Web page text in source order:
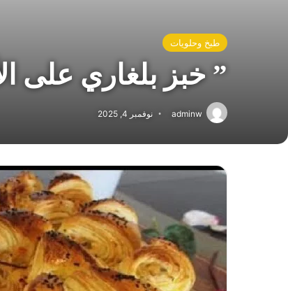
طبخ وحلويات
” خبز بلغاري على
adminw نوفمبر 4, 2025